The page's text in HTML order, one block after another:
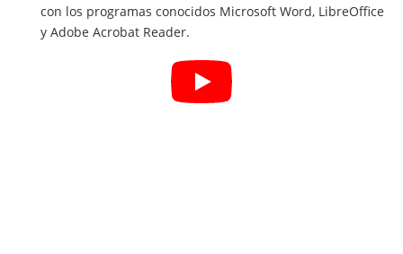
con los programas conocidos Microsoft Word, LibreOffice
y Adobe Acrobat Reader.